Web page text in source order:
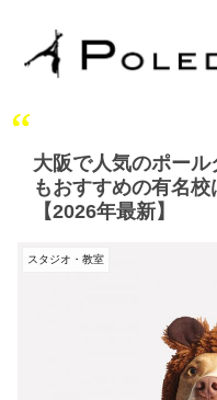
大阪で人気のポー
もおすすめの有名校
【2026年最新】
スタジオ・教室